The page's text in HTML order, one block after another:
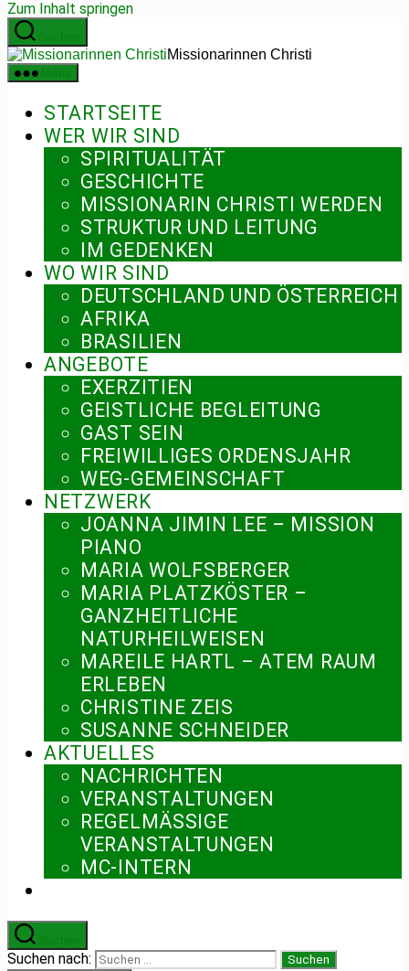
Zum Inhalt springen
Missionarinnen Christi
STARTSEITE
WER WIR SIND
SPIRITUALITÄT
GESCHICHTE
MISSIONARIN CHRISTI WERDEN
STRUKTUR UND LEITUNG
IM GEDENKEN
WO WIR SIND
DEUTSCHLAND UND ÖSTERREICH
AFRIKA
BRASILIEN
ANGEBOTE
EXERZITIEN
GEISTLICHE BEGLEITUNG
GAST SEIN
FREIWILLIGES ORDENSJAHR
WEG-GEMEINSCHAFT
NETZWERK
JOANNA JIMIN LEE – MISSION
PIANO
MARIA WOLFSBERGER
MARIA PLATZKÖSTER –
GANZHEITLICHE
NATURHEILWEISEN
MAREILE HARTL – ATEM RAUM
ERLEBEN
CHRISTINE ZEIS
SUSANNE SCHNEIDER
AKTUELLES
NACHRICHTEN
VERANSTALTUNGEN
REGELMÄSSIGE V
ERANSTALTUNGEN
MC-INTERN
Suchen nach: